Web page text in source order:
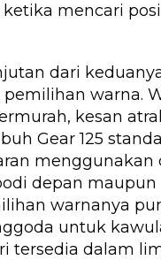
mencari
dari
warna.
kesan
Gear 125
menggunakan
depan maupun
warnanya
untuk
tersedia dalam